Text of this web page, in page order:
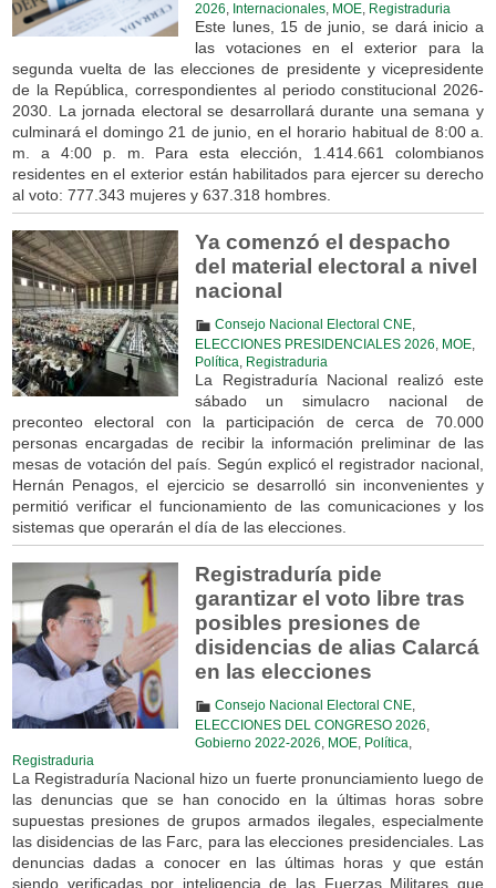
2026
Internacionales, MOE, Registraduria
Este lunes, 15 de junio, se dará inicio a
las votaciones en el exterior para la
segunda vuelta de las elecciones de presidente y vicepresidente
de la República, correspondientes al periodo constitucional 2026-
2030. La jornada electoral se desarrollará durante una semana y
culminará el domingo 21 de junio, en el horario habitual de 8:00 a.
m. a 4:00 p. m. Para esta elección, 1.414.661 colombianos
residentes en el exterior están habilitados para ejercer su derecho
al voto: 777.343 mujeres y 637.318 hombres.
Ya comenzó el despacho
del material electoral a nivel
nacional
Consejo Nacional Electoral CNE,
ELECCIONES PRESIDENCIALES 2026
MOE,
Política
Registraduria
La Registraduría Nacional realizó este
sábado un simulacro nacional de
preconteo electoral con la participación de cerca de 70.000
personas encargadas de recibir la información preliminar de las
mesas de votación del país. Según explicó el registrador nacional,
Hernán Penagos, el ejercicio se desarrolló sin inconvenientes y
permitió verificar el funcionamiento de las comunicaciones y los
sistemas que operarán el día de las elecciones.
Registraduría pide
garantizar el voto libre tras
posibles presiones de
disidencias de alias Calarcá
en las elecciones
Consejo Nacional Electoral CNE,
ELECCIONES DEL CONGRESO 2026
Gobierno 2022-2026
MOE, Política
Registraduria
La Registraduría Nacional hizo un fuerte pronunciamiento luego de
las denuncias que se han conocido en la últimas horas sobre
supuestas presiones de grupos armados ilegales, especialmente
las disidencias de las Farc, para las elecciones presidenciales. Las
denuncias dadas a conocer en las últimas horas y que están
siendo verificadas por inteligencia de las Fuerzas Militares que